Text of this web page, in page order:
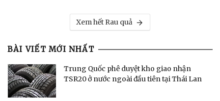
Xem hết Rau quả
BÀI VIẾT MỚI NHẤT
Trung Quốc phê duyệt kho giao nhận
TSR20 ở nước ngoài đầu tiên tại Thái Lan